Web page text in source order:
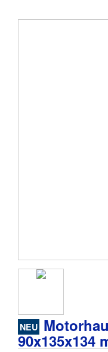
NEU
90x135x134